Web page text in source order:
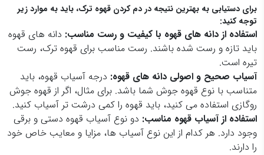
برای دستیابی به بهترین نتیجه در دم کردن قهوه ترک، باید به موارد زیر
توجه کنید:
استفاده از دانه های قهوه با کیفیت و رست مناسب: دانه های قهوه
باید تازه و رست شده باشند. رست مناسب برای قهوه ترک، رست
تیره است.
آسیاب صحیح و اصولی دانه های قهوه: درجه آسیاب قهوه، باید
متناسب با نوع قهوه جوش شما باشد. برای مثال، اگر از قهوه جوش
روگازی استفاده می کنید، باید قهوه را کمی درشت تر آسیاب کنید.
استفاده از آسیاب قهوه مناسب: دو نوع آسیاب قهوه دستی و برقی
وجود دارد. هر کدام از این نوع آسیاب ها، مزایا و معایب خاص خود
را دارند.